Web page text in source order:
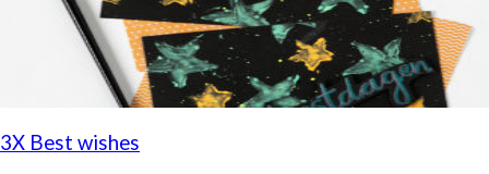
3X Best wishes